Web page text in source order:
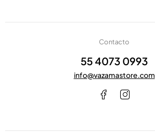
Contacto
55 4073 0993
info@vazamastore.com